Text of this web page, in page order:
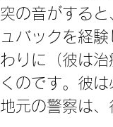
突の音がする
ュバックを経
わりに（彼は
くのです。彼
地元の警察は、